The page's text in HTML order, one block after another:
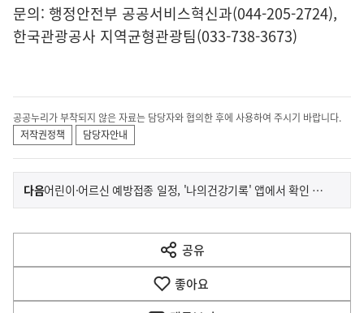
문의: 행정안전부 공공서비스혁신과(044-205-2724),
한국관광공사 지역균형관광팀(033-738-3673)
공공누리가 부착되지 않은 자료는 담당자와 협의한 후에 사용하여 주시기 바랍니다.
저작권정책
담당자안내
이
전
다
음
다음기
사
어린이·어르신 예방접종 일정, '나의건강기록' 앱에서 확인 가능
공유
열
기
좋아요